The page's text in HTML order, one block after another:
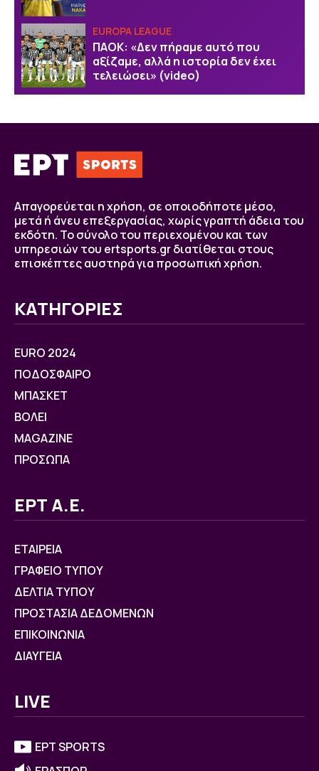
EUROPA LEAGUE
ΠΑΟΚ: «Δεν πήραμε αυτό που
αξίζαμε, αλλά η ιστορία δεν έχει
τελειώσει» (video)
Απαγορεύεται η χρήση, σε οποιοδήποτε μέσο,
μετά ή άνευ επεξεργασίας, χωρίς γραπτή άδεια του
εκδότη. Το σύνολο του περιεχομένου και των
υπηρεσιών του ertsports.gr διατίθεται στους
επισκέπτες αυστηρά για προσωπική χρήση.
ΚΑΤΗΓΟΡΙΕΣ
EURO 2024
ΠΟΔΟΣΦΑΙΡΟ
ΜΠΑΣΚΕΤ
ΒOΛΕΙ
MAGAZINE
ΠΡΟΣΩΠΑ
ΕΡΤ Α.Ε.
ΕΤΑΙΡΕΙΑ
ΓΡΑΦΕΙΟ ΤΥΠΟΥ
ΔΕΛΤΙΑ ΤΥΠΟΥ
ΠΡΟΣΤΑΣΙΑ ΔΕΔΟΜΕΝΩΝ
ΕΠΙΚΟΙΝΩΝΙΑ
ΔΙΑΥΓΕΙΑ
LIVE
ΕΡΤ SPORTS